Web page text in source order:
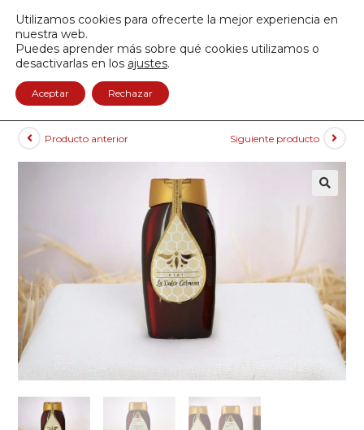
Envío GRATIS a partir de 50€
Producto anterior Siguiente producto
Utilizamos cookies para ofrecerte la mejor experiencia en
nuestra web.
Puedes aprender más sobre qué cookies utilizamos o
desactivarlas en los ajustes.
Aceptar Rechazar